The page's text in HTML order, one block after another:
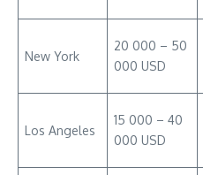
New York
20 000 – 50
000 USD
Los Angeles
15 000 – 40
000 USD